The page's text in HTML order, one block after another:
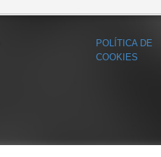
POLÍTICA DE
COOKIES